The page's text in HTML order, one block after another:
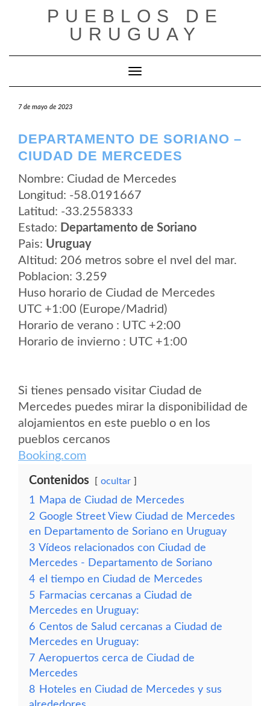
PUEBLOS DE
URUGUAY
Cambiar modo de navegación
7 de mayo de 2023
DEPARTAMENTO DE SORIANO –
CIUDAD DE MERCEDES
Nombre: Ciudad de Mercedes
Longitud: -58.0191667
Latitud: -33.2558333
Estado: Departamento de Soriano
Pais: Uruguay
Altitud: 206 metros sobre el nvel del mar.
Poblacion: 3.259
Huso horario de Ciudad de Mercedes
UTC +1:00 (Europe/Madrid)
Horario de verano : UTC +2:00
Horario de invierno : UTC +1:00
Si tienes pensado visitar Ciudad de
Mercedes puedes mirar la disponibilidad de
alojamientos en este pueblo o en los
pueblos cercanos
Booking.com
Contenidos ocultar
1
Mapa de Ciudad de Mercedes
2 Google Street View Ciudad de Mercedes
en Departamento de Soriano en Uruguay
3 Vídeos relacionados con Ciudad de
Mercedes - Departamento de Soriano
4 el tiempo en Ciudad de Mercedes
5 Farmacias cercanas a Ciudad de
Mercedes en Uruguay:
6 Centos de Salud cercanas a Ciudad de
Mercedes en Uruguay:
7 Aeropuertos cerca de Ciudad de
Mercedes
8 Hoteles en Ciudad de Mercedes y sus